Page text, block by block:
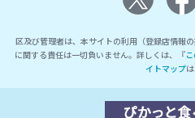
区及び管理者は、本サイトの利用（登録店情報
に関する責任は一切負いません。詳しくは、『
イトマップ